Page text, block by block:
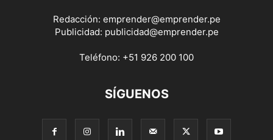
Redacción: emprender@emprender.pe
Publicidad: publicidad@emprender.pe
Teléfono: +51 926 200 100
SÍGUENOS